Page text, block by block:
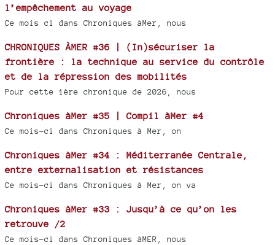
l’empêchement au voyage
Ce mois ci dans Chroniques àMer, nous
CHRONIQUES ÀMER #36 | (In)sécuriser la
frontière : la technique au service du contrôle
et de la répression des mobilités
Pour cette 1ère chronique de 2026, nous
Chroniques àMer #35 | Compil àMer #4
Ce mois-ci dans Chroniques à Mer, on
Chroniques àMer #34 : Méditerranée Centrale,
entre externalisation et résistances
Ce mois-ci dans Chroniques à Mer, on va
Chroniques àMer #33 : Jusqu’à ce qu’on les
retrouve /2
Ce mois-ci dans Chroniques àMER, nous